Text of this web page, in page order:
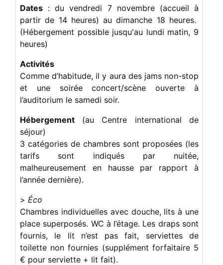
Dates : du vendredi 7 novembre (accueil à
partir de 14 heures) au dimanche 18 heures.
(Hébergement possible jusqu'au lundi matin, 9
heures)
Activités
Comme d’habitude, il y aura des jams non-stop
et une soirée concert/scène ouverte à
l’auditorium le samedi soir.
Hébergement (au Centre international de
séjour)
3 catégories de chambres sont proposées (les
tarifs sont indiqués par nuitée,
malheureusement en hausse par rapport à
l’année dernière).
> Éco
Chambres individuelles avec douche, lits à une
place superposés. WC à l’étage. Les draps sont
fournis, le lit n’est pas fait, serviettes de
toilette non fournies (supplément forfaitaire 5
€ pour serviette + lit fait).